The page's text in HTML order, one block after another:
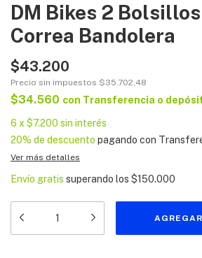
DM Bikes 2 Bolsillos
Correa Bandolera
$43.200
Precio sin impuestos $35.702,48
$34.560 con Transferencia o
6 x $7.200 sin interés
20% de descuento pagando con
Ver más detalles
Envío gratis superando los $150.000